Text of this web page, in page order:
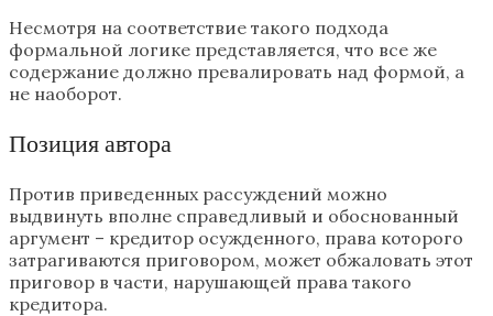
Несмотря на соответствие такого подхода
формальной логике представляется, что все же
содержание должно превалировать над формой, а
не наоборот.
Позиция автора
Против приведенных рассуждений можно
выдвинуть вполне справедливый и обоснованный
аргумент – кредитор осужденного, права которого
затрагиваются приговором, может обжаловать этот
приговор в части, нарушающей права такого
кредитора.